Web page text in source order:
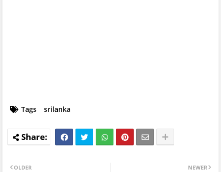
Tags srilanka
NEWER
OLDER